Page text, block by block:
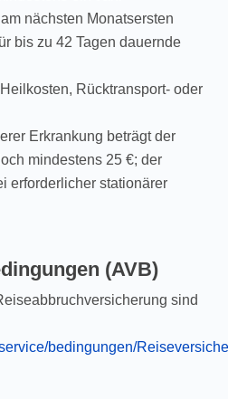
nächsten Monatsersten
bis zu 42 Tagen dauernde
Rücktransport- oder
Erkrankung beträgt der
mindestens 25 €; der
erforderlicher stationärer
(AVB)
sind
bedingungen/